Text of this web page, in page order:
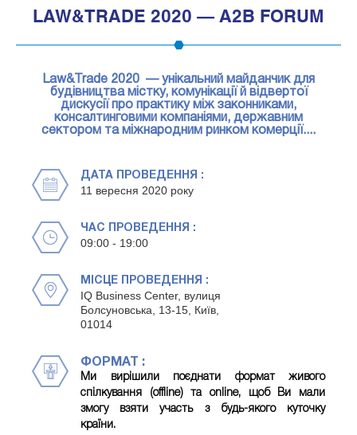
LAW&TRADE 2020 — A2B FORUM
Law&Trade 2020 — унікальний майданчик для
будівництва містку, комунікації й відвертої
дискусії про практику між законниками,
консалтинговими компаніями, державним
сектором та міжнародним ринком комерції....
ДАТА ПРОВЕДЕННЯ :
11 вересня 2020 року
ЧАС ПРОВЕДЕННЯ :
09:00 - 19:00
МІСЦЕ ПРОВЕДЕННЯ :
IQ Business Center, вулиця
Болсуновська, 13-15, Київ,
01014
ФОРМАТ :
Ми вирішили поєднати формат живого
спілкування (offline) та online, щоб Ви мали
змогу взяти участь з будь-якого куточку
країни .